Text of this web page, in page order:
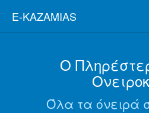
E-KAZAMIAS
Ο
Όλα τα όνειρά